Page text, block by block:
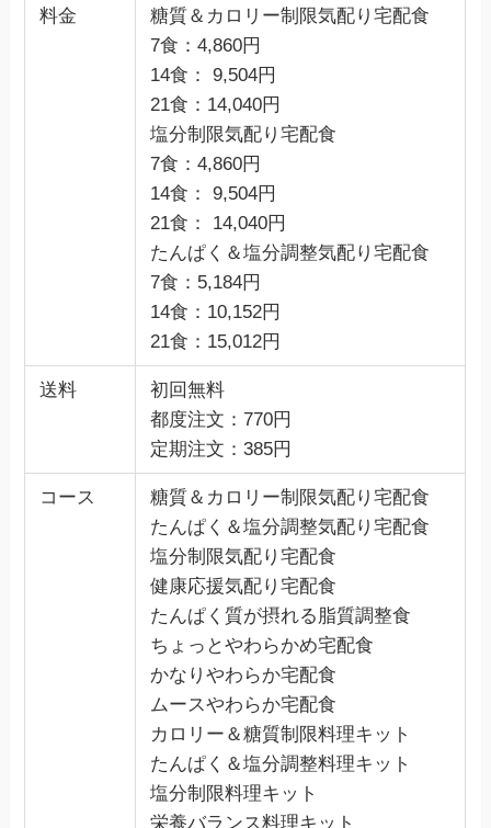
料金
糖質＆カロリー制限気配り宅配食
7食：4,860円
14食： 9,504円
21食：14,040円
塩分制限気配り宅配食
7食：4,860円
14食： 9,504円
21食： 14,040円
たんぱく＆塩分調整気配り宅配食
7食：5,184円
14食：10,152円
21食：15,012円
送料
初回無料
都度注文：770円
定期注文：385円
コース
糖質＆カロリー制限気配り宅配食
たんぱく＆塩分調整気配り宅配食
塩分制限気配り宅配食
健康応援気配り宅配食
たんぱく質が摂れる脂質調整食
ちょっとやわらかめ宅配食
かなりやわらか宅配食
ムースやわらか宅配食
カロリー＆糖質制限料理キット
たんぱく＆塩分調整料理キット
塩分制限料理キット
栄養バランス料理キット